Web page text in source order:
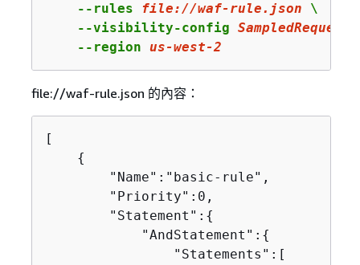
    --rules
file://waf-rule.json \
    --visibility-config
    --region
us-west-2
file://waf-rule.json 的內容：
[
{
        "Name":"basic-rule",
        "Priority":0,
        "Statement":
{
            "AndStatement":
{
                "Statements":[